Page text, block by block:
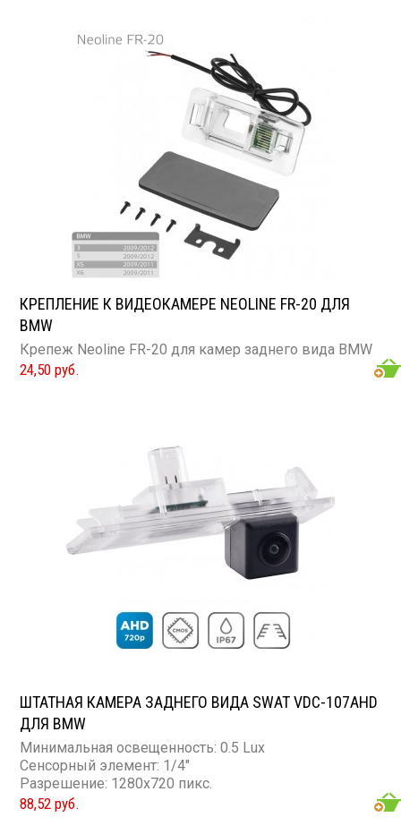
КРЕПЛЕНИЕ К ВИДЕОКАМЕРЕ NEOLINE FR-20 ДЛЯ
BMW
Крепеж Neoline FR-20 для камер заднего вида BMW
24,50 руб.
ШТАТНАЯ КАМЕРА ЗАДНЕГО ВИДА SWAT VDC-107AHD
ДЛЯ BMW
Минимальная освещенность: 0.5 Lux
Сенсорный элемент: 1/4"
Разрешение: 1280x720 пикс.
88,52 руб.